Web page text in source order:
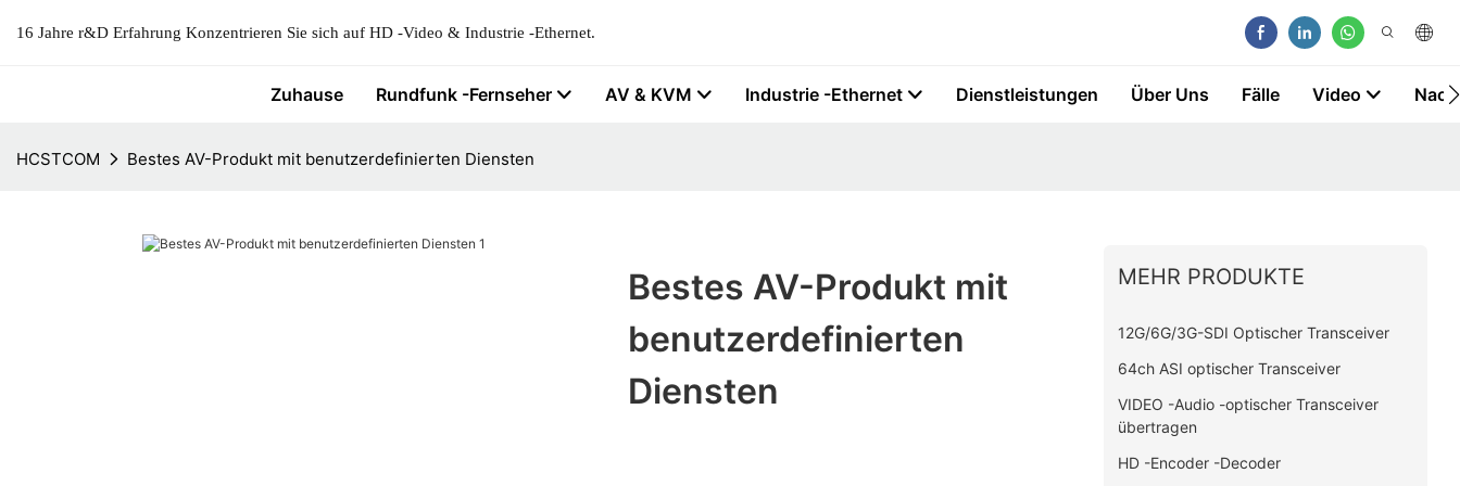
16 Jahre r&D Erfahrung Konzentrieren Sie sich auf HD -Video & Industrie -Ethernet.
Zuhause Rundfunk -Fernseher AV & KVM Industrie -Ethernet Dienstleistungen Über Uns Fälle Video
HCSTCOM Bestes AV-Produkt mit benutzerdefinierten Diensten
Bestes AV-Produkt mit
benutzerdefinierten
Diensten
MEHR PRODUKTE
12G/6G/3G-SDI Optischer Transceiver
64ch ASI optischer Transceiver
VIDEO -Audio -optischer Transceiver
übertragen
HD -Encoder -Decoder